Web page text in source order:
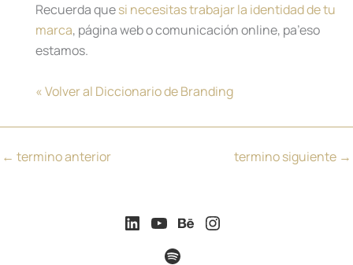
Recuerda quesi necesitas trabajar la identidad de tu
marca, página web o comunicación online, pa’eso
estamos.
« Volver al Diccionario de Branding
← termino anterior termino siguiente →
LinkedIn YouTube Behance
Instagram
Spotify